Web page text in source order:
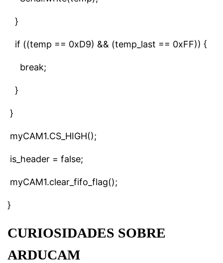
}
if ((temp == 0xD9) && (temp_last == 0xFF)) {
break;
}
}
myCAM1.CS_HIGH();
is_header = false;
myCAM1.clear_fifo_flag();
}
CURIOSIDADES SOBRE
ARDUCAM